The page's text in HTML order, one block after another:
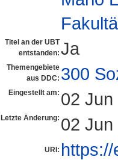
Titel an der UBT
entstanden: Ja
Themengebiete
aus DDC: 300
Eingestellt am: 02
Letzte Änderung: 02
URI: